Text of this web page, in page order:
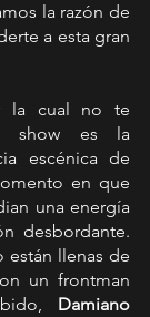
la razón de
a esta gran
la cual no te
show es la
escénica de
en que
una energía
desbordante.
están llenas de
un frontman
Damiano